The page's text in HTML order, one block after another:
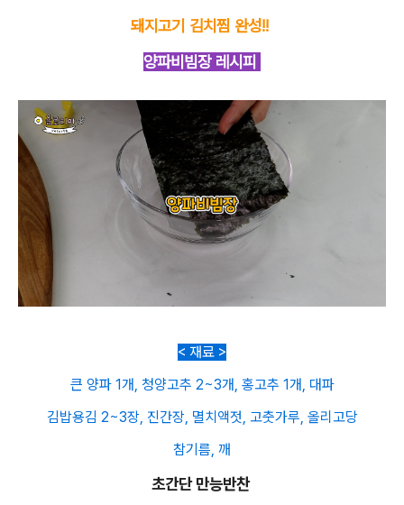
돼지고기 김치찜 완성!!
양파비빔장 레시피
< 재료 >
큰 양파 1개, 청양고추 2~3개, 홍고추 1개, 대파
김밥용김 2~3장, 진간장, 멸치액젓, 고춧가루, 올리고당
참기름, 깨
초간단 만능반찬